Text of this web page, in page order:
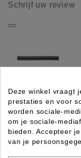
Schrijf uw review
SUPER FLEX
Rating for
Please
Deze winkel vraagt
prestaties en voor
worden sociale-
om je sociale-
bieden. Accepteer
van je